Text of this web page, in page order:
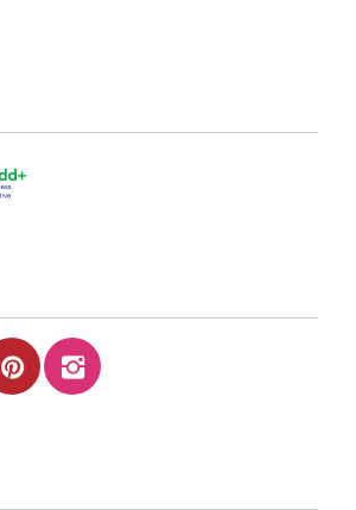
pinterest instagram